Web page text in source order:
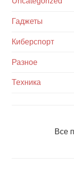
Гаджеты
Киберспорт
Разное
Техника
Все